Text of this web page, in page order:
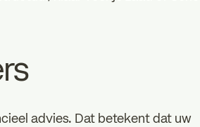
advies. Dat betekent dat uw